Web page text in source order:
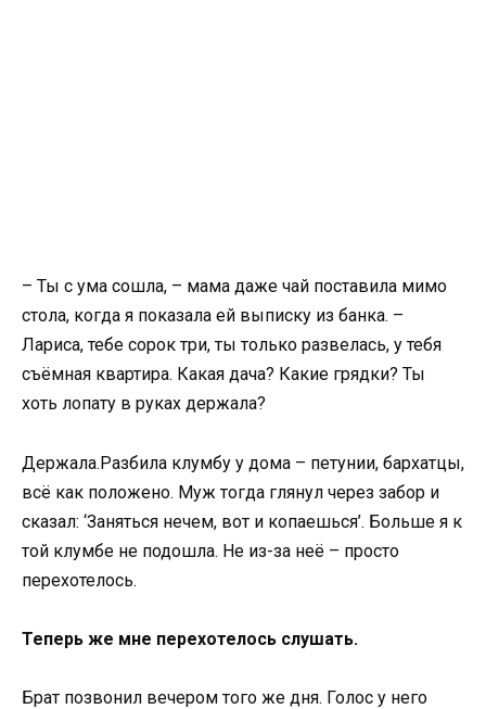
– Ты с ума сошла, – мама даже чай поставила мимо
стола, когда я показала ей выписку из банка. –
Лариса, тебе сорок три, ты только развелась, у тебя
съёмная квартира. Какая дача? Какие грядки? Ты
хоть лопату в руках держала?
Держала.Разбила клумбу у дома – петунии, бархатцы,
всё как положено. Муж тогда глянул через забор и
сказал: ‘Заняться нечем, вот и копаешься’. Больше я к
той клумбе не подошла. Не из-за неё – просто
перехотелось.
Теперь же мне перехотелось слушать.
Брат позвонил вечером того же дня. Голос у него